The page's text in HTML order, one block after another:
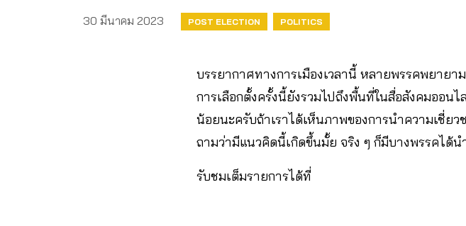
30 มีนาคม 2023 POST ELECTION POLITICS
บรรยากาศทางการเมืองเวลานี้ หลายพรรคพยาย
การเลือกตั้งครั้งนี้ยังรวมไปถึงพื้นที่ในสื่อสังคมออน
น้อยนะครับถ้าเราได้เห็นภาพของการนำความเชี่
ถามว่ามีแนวคิดนี้เกิดขึ้นมั้ย จริง ๆ ก็มีบางพรรคได้น
รับชมเต็มรายการได้ที่